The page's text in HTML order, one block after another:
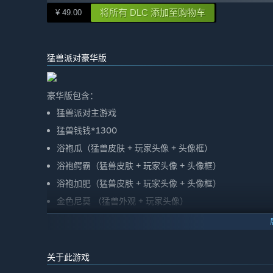
¥ 49.00 将所有 DLC 添加至购物车
猛兽派对豪华版
豪华版包含：
猛兽派对主游戏
猛兽钱钱*1300
浴袍瓜（猛兽皮肤 + 玩家头像 + 头像框）
浴袍鳄霸（猛兽皮肤 + 玩家头像 + 头像框）
浴袍加肥（猛兽皮肤 + 玩家头像 + 头像框）
金色尼莫 （猛兽外观 + 玩家头像）
关于此游戏